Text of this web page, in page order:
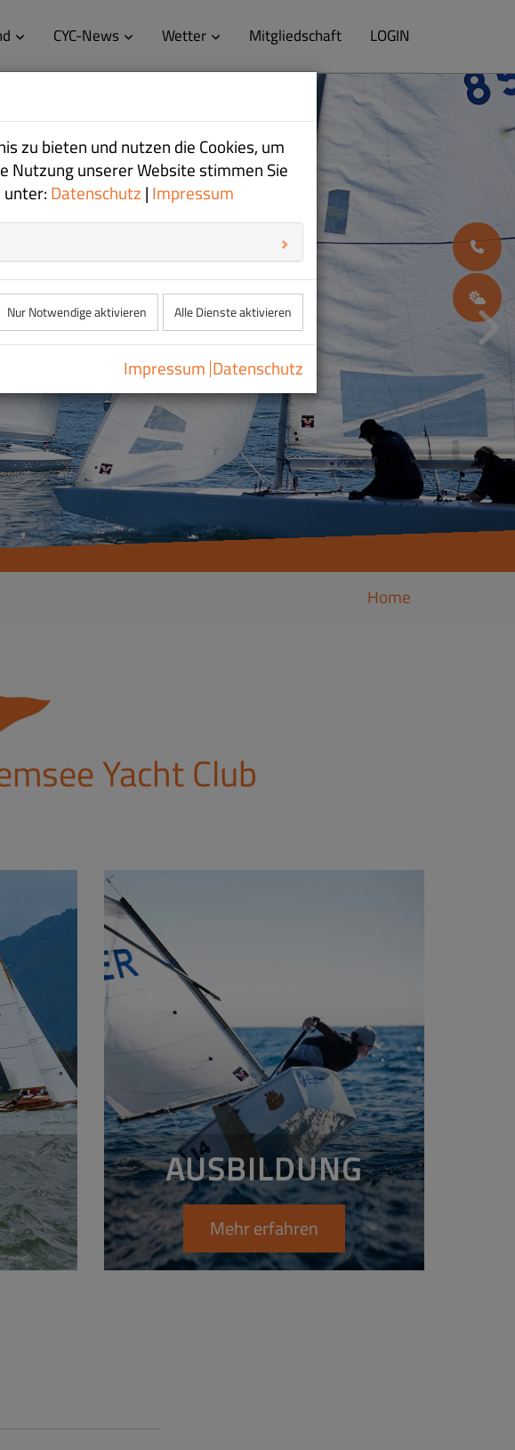
CYC-News Wetter Mitgliedschaft LOGIN
Home
Yacht Club
AUSBILDUNG
Mehr erfahren
zu bieten und nutzen die Cookies, um
Nutzung unserer Website stimmen Sie
Datenschutz|Impressum
Nur Notwendige aktivieren Alle Dienste aktivieren
Impressum Datenschutz